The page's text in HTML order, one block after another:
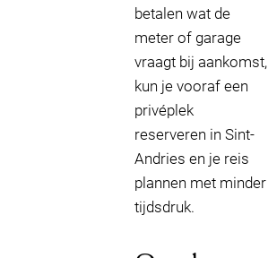
betalen wat de
meter of garage
vraagt bij aankomst,
kun je vooraf een
privéplek
reserveren in Sint-
Andries en je reis
plannen met minder
tijdsdruk.